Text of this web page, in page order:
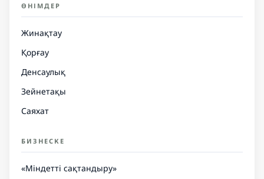
ӨНІМДЕР
Жинақтау
Қорғау
Денсаулық
Зейнетақы
Саяхат
БИЗНЕСКЕ
«Міндетті сақтандыру»